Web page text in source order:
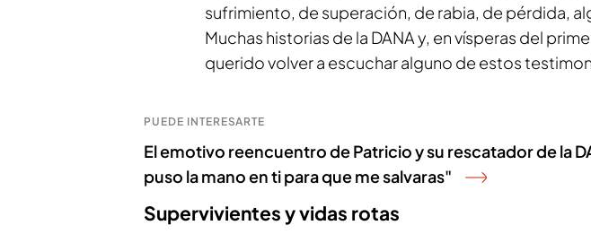
sufrimiento, de superación, de rabia, de pérdida,
Muchas historias de la DANA y, en vísperas del
querido volver a escuchar alguno de estos
PUEDE INTERESARTE
El emotivo reencuentro de Patricio y su rescatador de la
puso la mano en ti para que me salvaras"
Supervivientes y vidas rotas